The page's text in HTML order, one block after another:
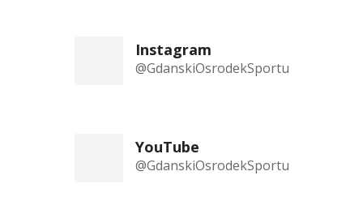
Instagram
@GdanskiOsrodekSportu
YouTube
@GdanskiOsrodekSportu